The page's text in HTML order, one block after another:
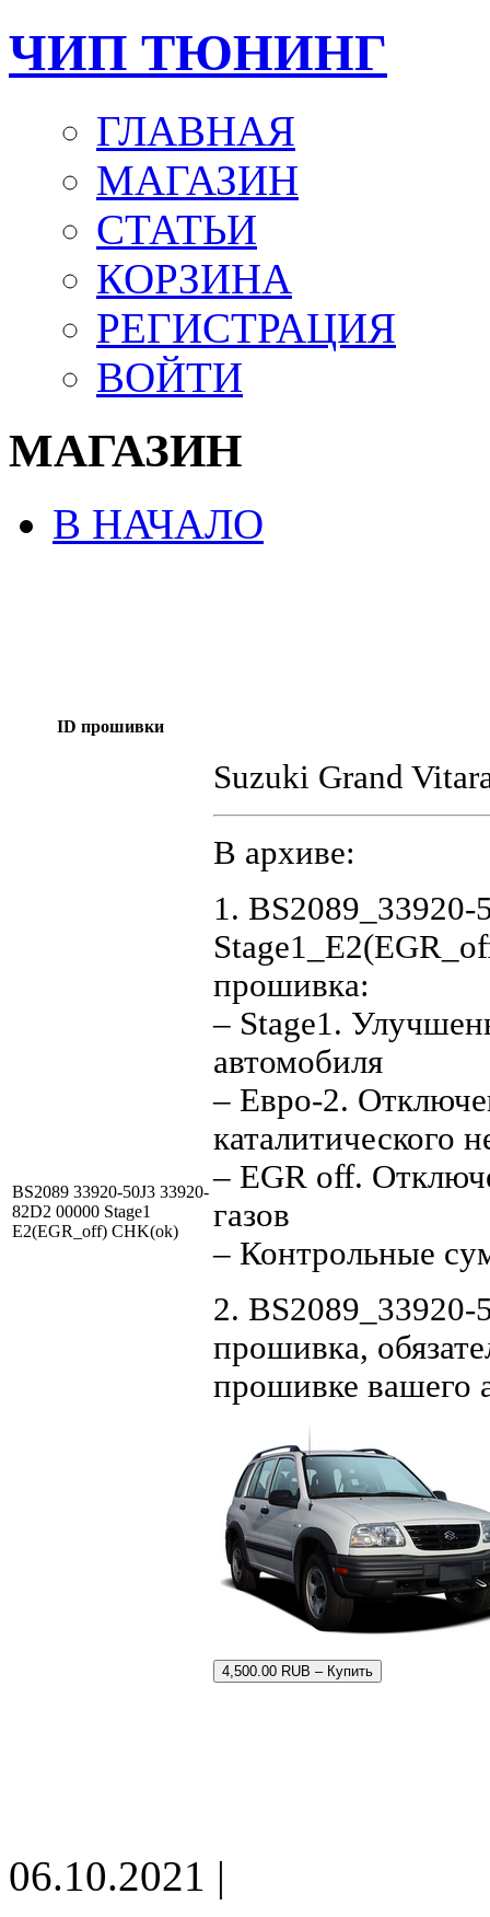
ЧИП ТЮНИНГ
ГЛАВНАЯ
МАГАЗИН
СТАТЬИ
КОРЗИНА
РЕГИСТРАЦИЯ
ВОЙТИ
МАГАЗИН
В НАЧАЛО
ID прошивки
BS2089 33920-50J3 33920-
82D2 00000 Stage1
E2(EGR_off) CHK(ok)
Suzuki Grand
В архиве:
1. BS2089_33920-
прошивка:
– Stage1.
автомобиля
– Евро-2.
каталитического
– EGR off.
газов
– Контрольные
2. BS2089_33920-
прошивка,
прошивке вашего
4,500.00 RUB – Купить
06.10.2021 |